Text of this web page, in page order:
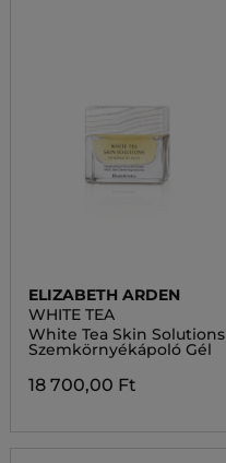
ELIZABETH ARDEN
WHITE TEA
White Tea Skin Solutions
Szemkörnyékápoló Gél
18 700,00 Ft